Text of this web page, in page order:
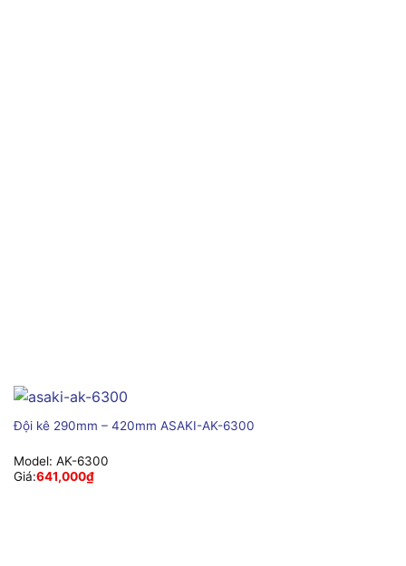
Đội kê 290mm – 420mm ASAKI-AK-6300
Model: AK-6300
Giá:641,000₫